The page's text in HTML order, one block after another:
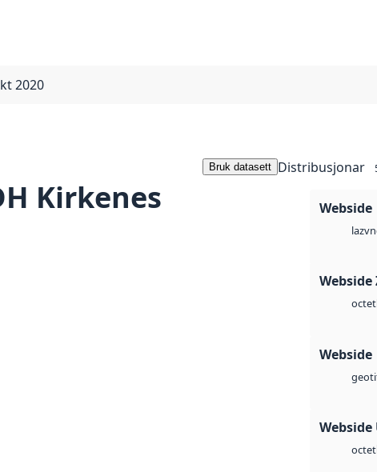
2020
Kirkenes
Bruk datasett Distribusjonar
Webside
laz
Webside
octet
Webside
Webside
octet